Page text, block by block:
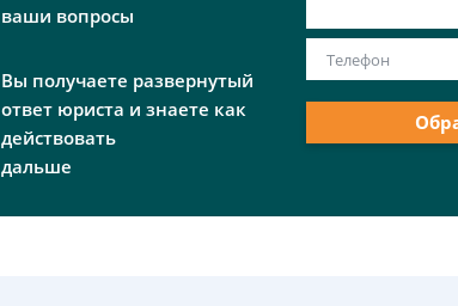
ваши вопросы
Вы получаете развернутый
ответ юриста и знаете как
действовать
дальше